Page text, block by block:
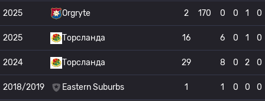
2025 Orgryte 2 170 0 0 1 0
2025 Торсланда 16 6 0 1 0
2024 Торсланда 29 8 0 2 0
2018/2019 Eastern Suburbs 1 1 0 0 0